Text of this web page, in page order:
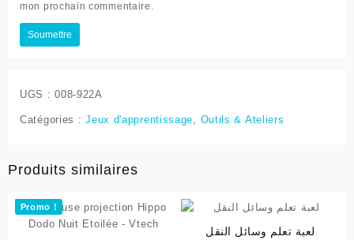
mon prochain commentaire.
UGS :008-922A
Catégories :Jeux d'apprentissage, Outils & Ateliers
Produits similaires
Promo !
لعبة تعلم وسائل النقل